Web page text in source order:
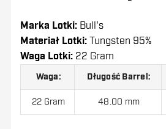
Marka Lotki: Bull's
Materiał Lotki: Tungsten 95%
Waga Lotki: 22 Gram
Waga: Długość Barrel:
22 Gram 48.00 mm